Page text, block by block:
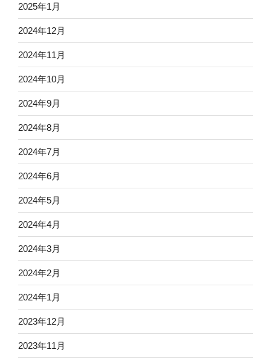
2025年1月
2024年12月
2024年11月
2024年10月
2024年9月
2024年8月
2024年7月
2024年6月
2024年5月
2024年4月
2024年3月
2024年2月
2024年1月
2023年12月
2023年11月